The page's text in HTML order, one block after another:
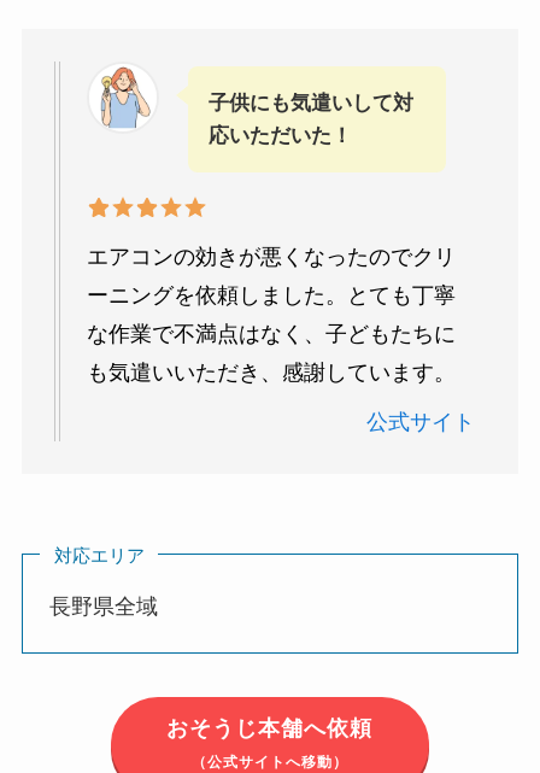
子供にも気遣いして対
応いただいた！
エアコンの効きが悪くなったのでクリ
ーニングを依頼しました。とても丁寧
な作業で不満点はなく、子どもたちに
も気遣いいただき、感謝しています。
公式サイト
対応エリア
長野県全域
おそうじ本舗へ依頼
（公式サイトへ移動）